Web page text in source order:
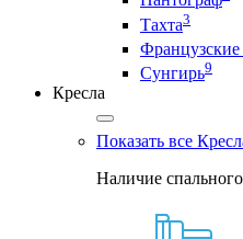
Тахта3
Сунгирь9
Кресла
Показать все
Наличие